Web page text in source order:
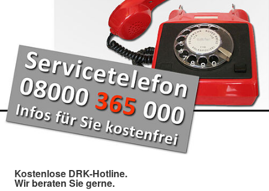
Kostenlose DRK-Hotline.
Wir beraten Sie gerne.